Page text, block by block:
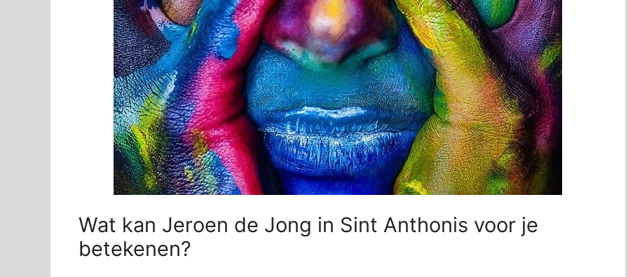
Wat kan Jeroen de Jong in Sint Anthonis voor je
betekenen?